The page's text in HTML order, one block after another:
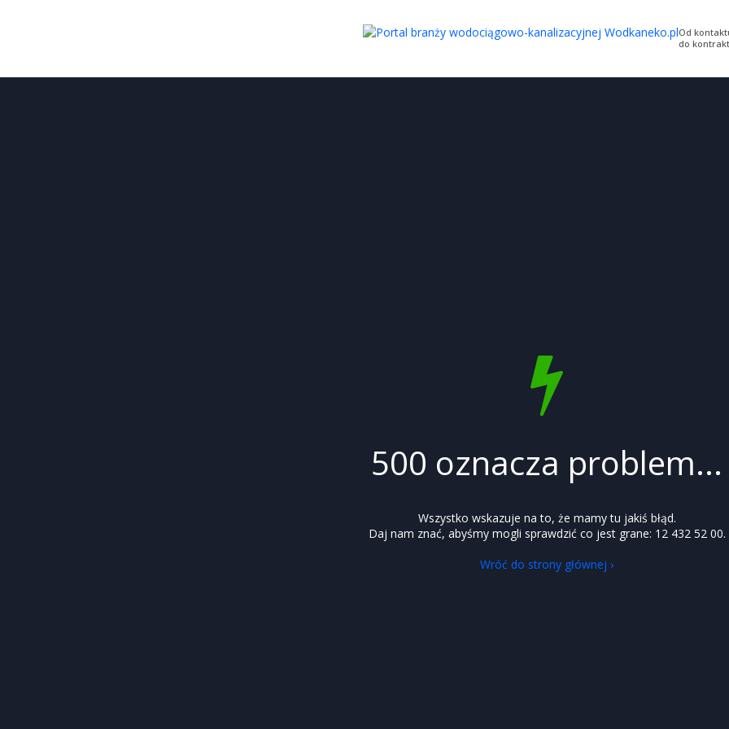
Od
do
500 oznacza problem...
Wszystko wskazuje na to, że mamy tu jakiś błąd.
Daj nam znać, abyśmy mogli sprawdzić co jest grane: 12 432 52 00.
Wróć do strony głównej ›